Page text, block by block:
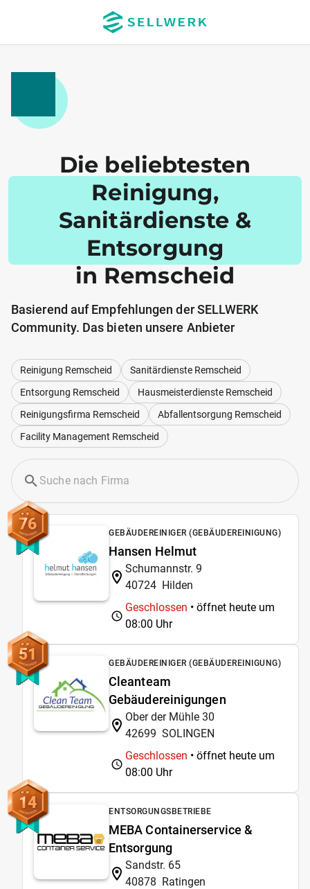
Die beliebtesten
Reinigung,
Sanitärdienste &
Entsorgung
in Remscheid
Basierend auf Empfehlungen der SELLWERK
Community. Das bieten unsere Anbieter
Reinigung Remscheid
Sanitärdienste Remscheid
Entsorgung Remscheid
Hausmeisterdienste Remscheid
Reinigungsfirma Remscheid
Abfallentsorgung Remscheid
Facility Management Remscheid
76 GEBÄUDEREINIGER (GEBÄUDEREINIGUNG)
Hansen Helmut
Schumannstr. 9
40724 Hilden
Geschlossen • öffnet heute um
08:00 Uhr
51 GEBÄUDEREINIGER (GEBÄUDEREINIGUNG)
Cleanteam
Gebäudereinigungen
Ober der Mühle 30
42699 SOLINGEN
Geschlossen • öffnet heute um
08:00 Uhr
14 ENTSORGUNGSBETRIEBE
MEBA Containerservice &
Entsorgung
Sandstr. 65
40878 Ratingen